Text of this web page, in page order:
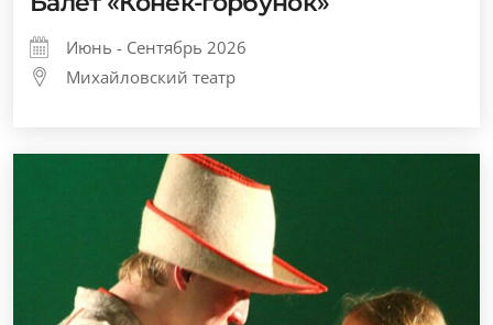
Июнь - Сентябрь 2026
Михайловский театр